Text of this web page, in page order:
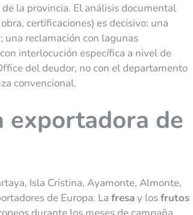
la provincia. El análisis documental
certificaciones) es decisivo: una
una reclamación con lagunas
interlocución específica a nivel de
del deudor, no con el departamento
convencional.
exportadora de
Isla Cristina, Ayamonte, Almonte,
de Europa. La fresay losfrutos